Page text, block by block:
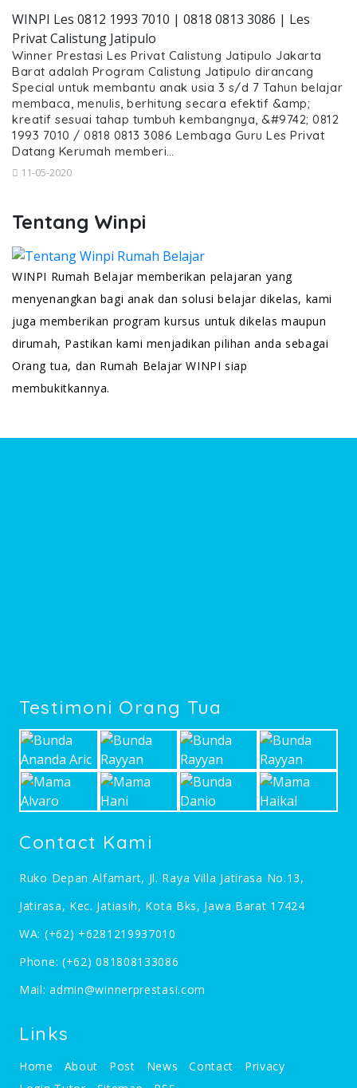
WINPI Les 0812 1993 7010 | 0818 0813 3086 | Les
Privat Calistung Jatipulo
Winner Prestasi Les Privat Calistung Jatipulo Jakarta
Barat adalah Program Calistung Jatipulo dirancang
Special untuk membantu anak usia 3 s/d 7 Tahun belajar
membaca, menulis, berhitung secara efektif &amp;
kreatif sesuai tahap tumbuh kembangnya, &#9742; 0812
1993 7010 / 0818 0813 3086 Lembaga Guru Les Privat
Datang Kerumah memberi…
11-05-2020
Tentang Winpi
WINPI Rumah Belajar memberikan pelajaran yang
menyenangkan bagi anak dan solusi belajar dikelas, kami
juga memberikan program kursus untuk dikelas maupun
dirumah, Pastikan kami menjadikan pilihan anda sebagai
Orang tua, dan Rumah Belajar WINPI siap
membukitkannya.
Testimoni Orang Tua
Contact Kami
Ruko Depan Alfamart, Jl. Raya Villa Jatirasa No.13,
Jatirasa, Kec. Jatiasih, Kota Bks, Jawa Barat 17424
WA: (+62) +6281219937010
Phone: (+62) 081808133086
Mail:admin@winnerprestasi.com
Links
Home About Post News Contact
Privacy